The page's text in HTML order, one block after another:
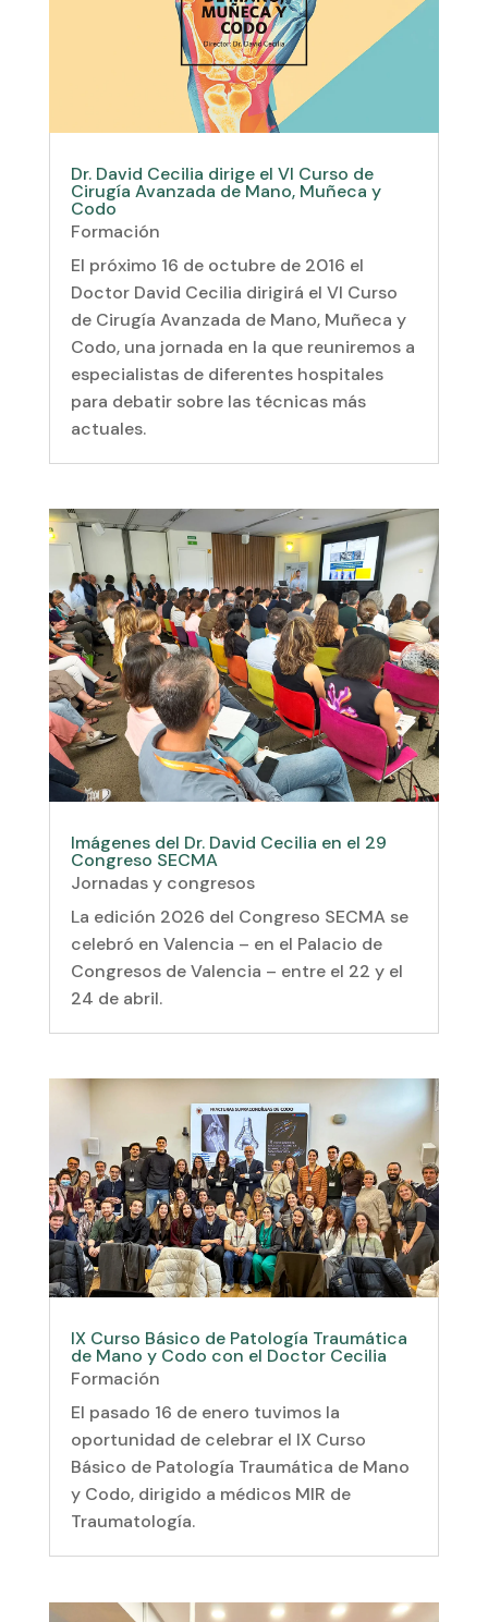
Dr. David Cecilia dirige el VI Curso de
Cirugía Avanzada de Mano, Muñeca y
Codo
Formación
El próximo 16 de octubre de 2016 el
Doctor David Cecilia dirigirá el VI Curso
de Cirugía Avanzada de Mano, Muñeca y
Codo, una jornada en la que reuniremos a
especialistas de diferentes hospitales
para debatir sobre las técnicas más
actuales.
Imágenes del Dr. David Cecilia en el 29
Congreso SECMA
Jornadas y congresos
La edición 2026 del Congreso SECMA se
celebró en Valencia – en el Palacio de
Congresos de Valencia – entre el 22 y el
24 de abril.
IX Curso Básico de Patología Traumática
de Mano y Codo con el Doctor Cecilia
Formación
El pasado 16 de enero tuvimos la
oportunidad de celebrar el IX Curso
Básico de Patología Traumática de Mano
y Codo, dirigido a médicos MIR de
Traumatología.